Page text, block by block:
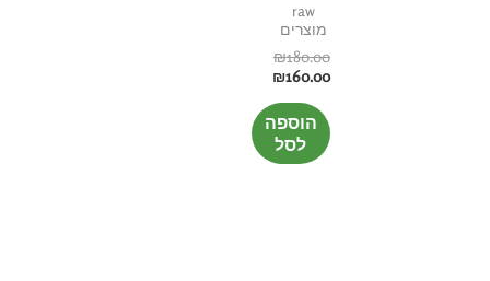
raw
מוצרים
₪180.00
₪160.00
הוספה
לסל